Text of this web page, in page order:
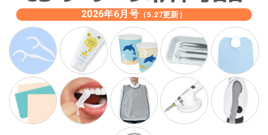
2026年6月号 （5.27更新）